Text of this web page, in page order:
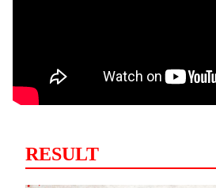
RESULT